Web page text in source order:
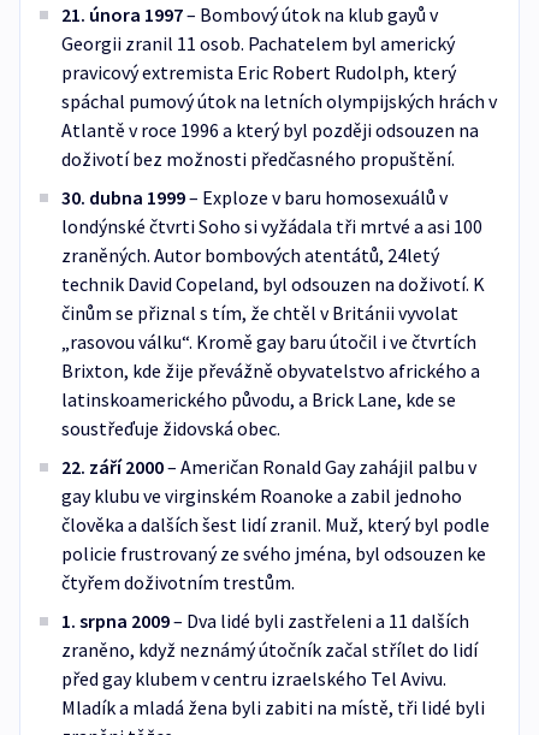
21. února 1997– Bombový útok na klub gayů v
Georgii zranil 11 osob. Pachatelem byl americký
pravicový extremista Eric Robert Rudolph, který
spáchal pumový útok na letních olympijských hrách v
Atlantě v roce 1996 a který byl později odsouzen na
doživotí bez možnosti předčasného propuštění.
30. dubna 1999– Exploze v baru homosexuálů v
londýnské čtvrti Soho si vyžádala tři mrtvé a asi 100
zraněných. Autor bombových atentátů, 24letý
technik David Copeland, byl odsouzen na doživotí. K
činům se přiznal s tím, že chtěl v Británii vyvolat
„rasovou válku“. Kromě gay baru útočil i ve čtvrtích
Brixton, kde žije převážně obyvatelstvo afrického a
latinskoamerického původu, a Brick Lane, kde se
soustřeďuje židovská obec.
22. září 2000– Američan Ronald Gay zahájil palbu v
gay klubu ve virginském Roanoke a zabil jednoho
člověka a dalších šest lidí zranil. Muž, který byl podle
policie frustrovaný ze svého jména, byl odsouzen ke
čtyřem doživotním trestům.
1. srpna 2009– Dva lidé byli zastřeleni a 11 dalších
zraněno, když neznámý útočník začal střílet do lidí
před gay klubem v centru izraelského Tel Avivu.
Mladík a mladá žena byli zabiti na místě, tři lidé byli